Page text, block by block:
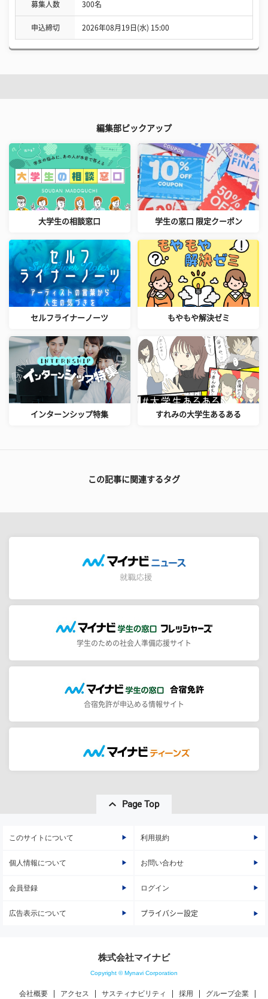
募集人数 300名
申込締切 2026年08月19日(水) 15:00
編集部ピックアップ
大学生の相談窓口 学生の窓口 限定クーポン
セルフライナーノーツ もやもや解決ゼミ
インターンシップ特集 すれみの大学生あるある
この記事に関連するタグ
学生のための社会人準備応援サイト
合宿免許が申込める情報サイト
Page Top
このサイトについて 利用規約
個人情報について お問い合わせ
会員登録 ログイン
広告表示について プライバシー設定
株式会社マイナビ
Copyright © Mynavi Corporation
会社概要 アクセス サスティナビリティ 採用 グループ企業